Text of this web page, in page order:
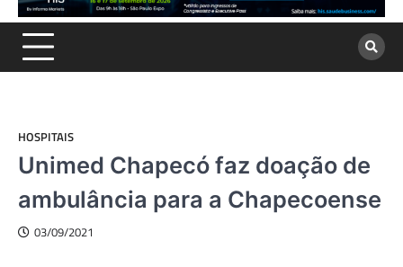
HOSPITAIS
Unimed Chapecó faz doação de
ambulância para a Chapecoense
03/09/2021